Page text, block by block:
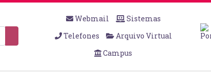
Webmail
Sistemas
Telefones
Arquivo Virtual
Campus